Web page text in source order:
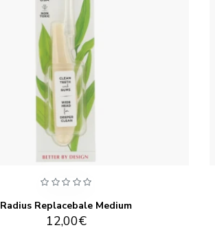
Radius Replacebale Medium
12,00€